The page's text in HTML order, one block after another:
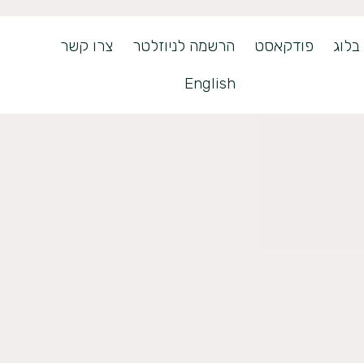
בלוג פודקאסט הרשמה לניוזלטר
צרו קשר
English